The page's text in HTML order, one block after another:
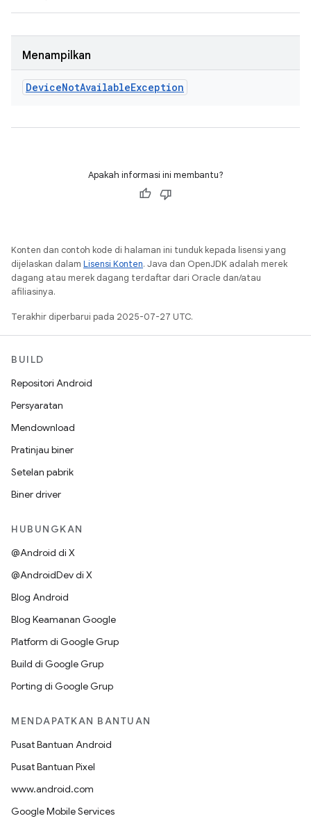
Menampilkan
DeviceNotAvailableException
Apakah informasi ini membantu?
Konten dan contoh kode di halaman ini tunduk kepada lisensi yang
dijelaskan dalam Lisensi Konten. Java dan OpenJDK adalah merek
dagang atau merek dagang terdaftar dari Oracle dan/atau
afiliasinya.
Terakhir diperbarui pada 2025-07-27 UTC.
BUILD
Repositori Android
Persyaratan
Mendownload
Pratinjau biner
Setelan pabrik
Biner driver
HUBUNGKAN
@Android di X
@AndroidDev di X
Blog Android
Blog Keamanan Google
Platform di Google Grup
Build di Google Grup
Porting di Google Grup
MENDAPATKAN BANTUAN
Pusat Bantuan Android
Pusat Bantuan Pixel
www.android.com
Google Mobile Services